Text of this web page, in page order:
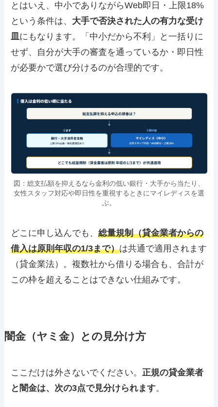
とはいえ、中小でありながらWeb即日・上限18%
という条件は、 大手で否決された人の有力な受け
皿にもなります。「中小だから不利」と一括りに
せず、自分が大手の審査を通っているか・即日性
が必要かで選び分けるのが合理的です。
図：総支払額を抑えるなら金利の低い銀行・大手から当たり、
女性スタッフ対応や即日性を重視するときにマイレディスを選
ぶ。
どこに申し込んでも、総量規制（貸金業者からの
借入は原則年収の1/3まで）は共通で適用されます
（貸金業法）。複数社から借りる場合も、合計が
この枠を超えることはできない仕組みです。
闇金（ヤミ金）との見分け方
ここだけは外さないでください。 正規の貸金業者
と闇金は、次の3点で見分けられます。